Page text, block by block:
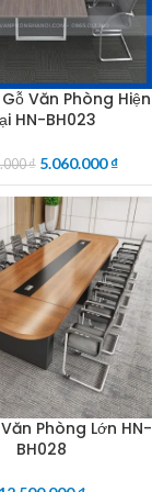
Văn Phòng Hiện
HN-BH023
₫ 5.060.000₫
Phòng Lớn HN-
BH028